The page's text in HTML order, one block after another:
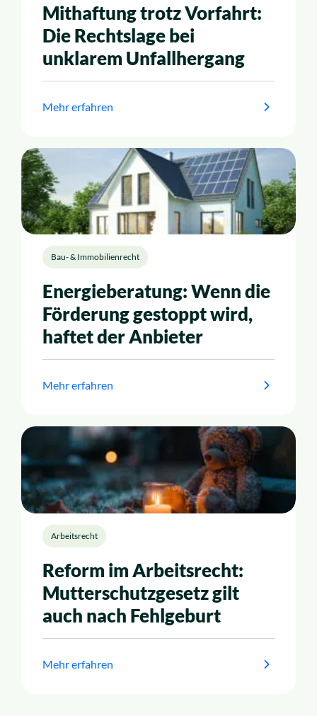
Mithaftung trotz Vorfahrt:
Die Rechtslage bei
unklarem Unfallhergang
Mehr erfahren
Bau- & Immobilienrecht
Energieberatung: Wenn die
Förderung gestoppt wird,
haftet der Anbieter
Mehr erfahren
Arbeitsrecht
Reform im Arbeitsrecht:
Mutterschutzgesetz gilt
auch nach Fehlgeburt
Mehr erfahren